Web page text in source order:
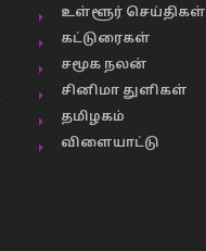
உள்ளூர் செய்திகள்
கட்டுரைகள்
சமூக நலன்
சினிமா துளிகள்
தமிழகம்
விளையாட்டு